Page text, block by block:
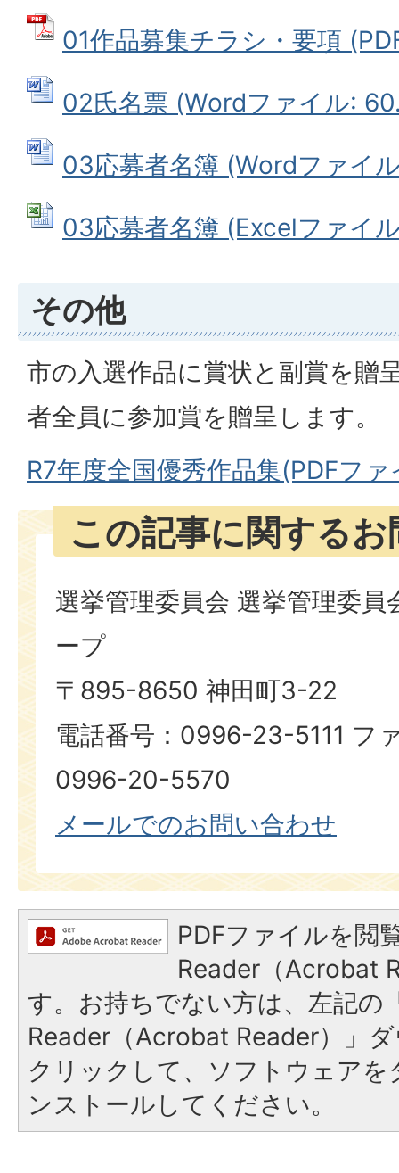
01作品募集チラシ・要項
02氏名票 (Wordファイル:
03応募者名簿 (Wordファイ
03応募者名簿 (Excelファイ
その他
市の入選作品に賞状と副賞を贈
者全員に参加賞を贈呈します。
R7年度全国優秀作品集(PDFフ
この記事に関する
選挙管理委員会 選挙管理委員
ープ
〒895-8650 神田町3-22
電話番号：0996-23-5111 フ
0996-20-5570​​​​​​​
メールでのお問い合わせ
PDFファイルを閲
Reader（Acrobat
す。お持ちでない方は、左記の
Reader（Acrobat Reader）」
クリックして、ソフトウェア
ンストールしてください。